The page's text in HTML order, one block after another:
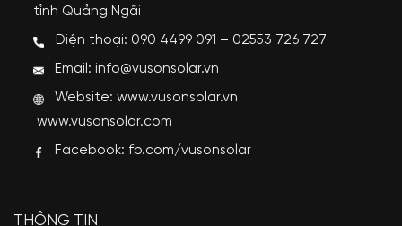
tỉnh Quảng Ngãi
Điện thoại: 090 4499 091 – 02553 726 727
Email: info@vusonsolar.vn
Website:www.vusonsolar.vn
www.vusonsolar.com
Facebook: fb.com/vusonsolar
THÔNG TIN